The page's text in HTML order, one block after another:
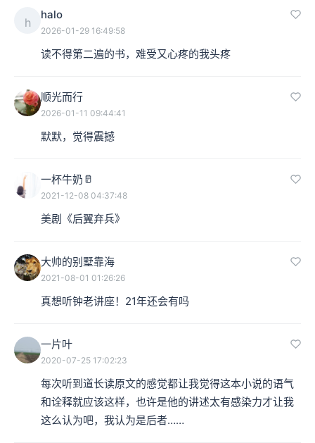
h
halo
2026-01-29 16:49:58
读不得第二遍的书，难受又心疼的我头疼
顺光而行
2026-01-11 09:44:41
默默，觉得震撼
一杯牛奶🥛
2021-12-08 04:37:48
美剧《后翼弃兵》
大帅的别墅靠海
2021-08-01 01:26:26
真想听钟老讲座！21年还会有吗
一片叶
2020-07-25 17:02:23
每次听到道长读原文的感觉都让我觉得这本小说的语气
和诠释就应该这样，也许是他的讲述太有感染力才让我
这么认为吧，我认为是后者……